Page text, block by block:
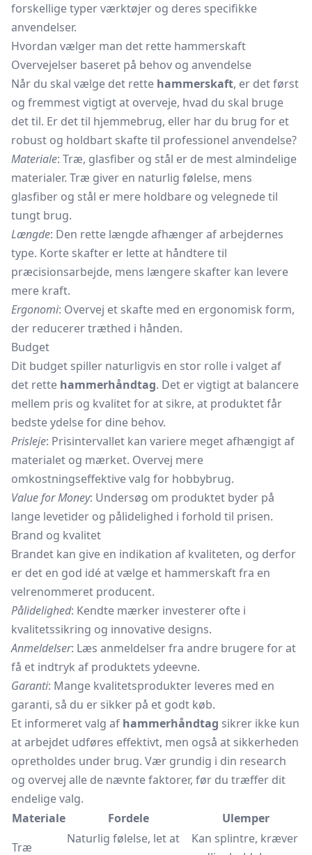
forskellige typer værktøjer og deres specifikke
anvendelser.
Hvordan vælger man det rette hammerskaft
Overvejelser baseret på behov og anvendelse
Når du skal vælge det rette hammerskaft, er det først
og fremmest vigtigt at overveje, hvad du skal bruge
det til. Er det til hjemmebrug, eller har du brug for et
robust og holdbart skafte til professionel anvendelse?
Materiale: Træ, glasfiber og stål er de mest almindelige
materialer. Træ giver en naturlig følelse, mens
glasfiber og stål er mere holdbare og velegnede til
tungt brug.
Længde: Den rette længde afhænger af arbejdernes
type. Korte skafter er lette at håndtere til
præcisionsarbejde, mens længere skafter kan levere
mere kraft.
Ergonomi: Overvej et skafte med en ergonomisk form,
der reducerer træthed i hånden.
Budget
Dit budget spiller naturligvis en stor rolle i valget af
det rette hammerhåndtag. Det er vigtigt at balancere
mellem pris og kvalitet for at sikre, at produktet får
bedste ydelse for dine behov.
Prisleje: Prisintervallet kan variere meget afhængigt af
materialet og mærket. Overvej mere
omkostningseffektive valg for hobbybrug.
Value for Money: Undersøg om produktet byder på
lange levetider og pålidelighed i forhold til prisen.
Brand og kvalitet
Brandet kan give en indikation af kvaliteten, og derfor
er det en god idé at vælge et hammerskaft fra en
velrenommeret producent.
Pålidelighed: Kendte mærker investerer ofte i
kvalitetssikring og innovative designs.
Anmeldelser: Læs anmeldelser fra andre brugere for at
få et indtryk af produktets ydeevne.
Garanti: Mange kvalitetsprodukter leveres med en
garanti, så du er sikker på et godt køb.
Et informeret valg af hammerhåndtag sikrer ikke kun
at arbejdet udføres effektivt, men også at sikkerheden
opretholdes under brug. Vær grundig i din research
og overvej alle de nævnte faktorer, før du træffer dit
endelige valg.
Materiale
Fordele
Ulemper
Træ
Naturlig følelse, let at
Kan splintre, kræver